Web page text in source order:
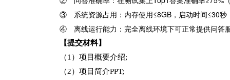
③ 系统资源占用：内存使用≤8GB，启动时间≤30秒
④ 离线运行能力：完全离线环境下可正常提供问答
【提交材料】
（1）项目概要介绍;
（2）项目简介PPT;